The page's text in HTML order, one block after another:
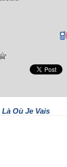
Là Où Je Vais